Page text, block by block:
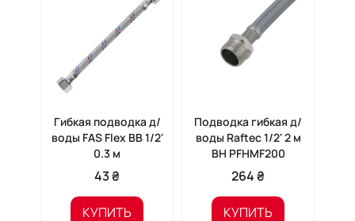
Гибкая подводка д/
воды FAS Flex ВВ 1/2'
0.3 м
43 ₴
КУПИТЬ
Подводка гибкая д/
воды Raftec 1/2' 2 м
ВН PFHMF200
264 ₴
КУПИТЬ